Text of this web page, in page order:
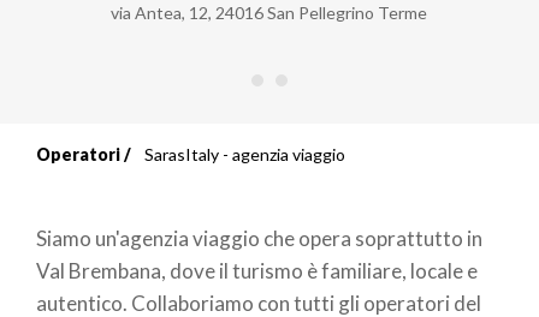
via Antea, 12, 24016San Pellegrino Terme
Briciole
di
pane
Operatori SarasItaly - agenzia viaggio
Siamo un'agenzia viaggio che opera soprattutto in
Val Brembana, dove il turismo è familiare, locale e
autentico. Collaboriamo con tutti gli operatori del